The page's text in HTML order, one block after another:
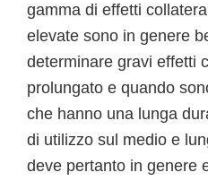
gamma di effetti
elevate sono in genere
determinare gravi effetti
prolungato e quando
che hanno una lunga
di utilizzo sul medio e
deve pertanto in genere